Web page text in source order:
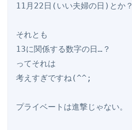
11月22日(いい夫婦の日)とか？
それとも
13に関係する数字の日…？
ってそれは
考えすぎですね(^^;